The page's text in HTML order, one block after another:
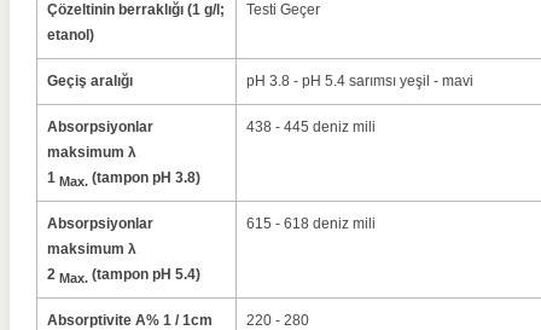
Çözeltinin berraklığı (1 g/l;
etanol)
Testi Geçer
Geçiş aralığı pH 3.8 - pH 5.4 sarımsı yeşil - mavi
Absorpsiyonlar
maksimum λ
1 Max. (tampon pH 3.8)
438 - 445 deniz mili
Absorpsiyonlar
maksimum λ
2 Max. (tampon pH 5.4)
615 - 618 deniz mili
Absorptivite A% 1 / 1cm
220 - 280